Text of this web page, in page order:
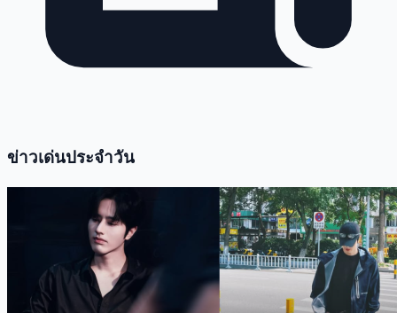
ข่าวเด่นประจำวัน